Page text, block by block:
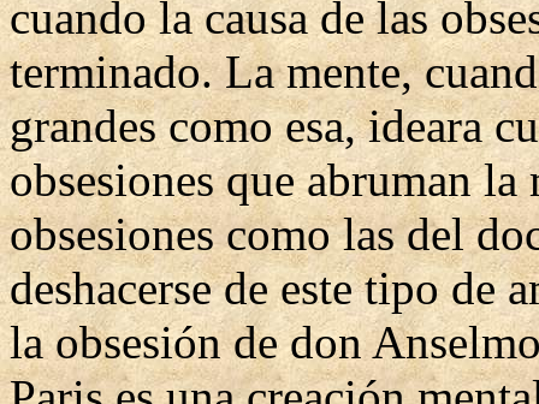
cuando la causa de las
terminado. La mente,
grandes como esa, ideara
obsesiones que abruman
obsesiones como las del
deshacerse de este tipo de
la obsesión de don